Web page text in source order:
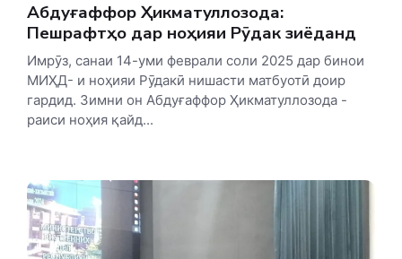
Абдуғаффор Ҳикматуллозода:
Пешрафтҳо дар ноҳияи Рӯдакӣ зиёданд
Имрӯз, санаи 14-уми феврали соли 2025 дар бинои
МИҲД- и ноҳияи Рӯдакӣ нишасти матбуотӣ доир
гардид. Зимни он Абдуғаффор Ҳикматуллозода -
раиси ноҳия қайд...